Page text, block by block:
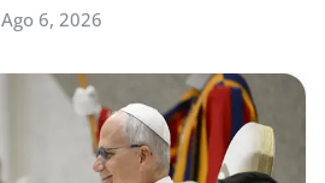
Ago 6, 2026